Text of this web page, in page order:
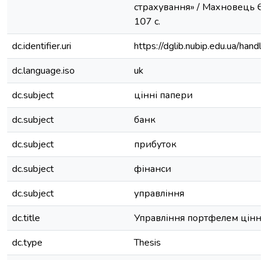
страхування» / Махновець
107 с.
dc.identifier.uri
https://dglib.nubip.edu.ua/
dc.language.iso
uk
dc.subject
цінні папери
dc.subject
банк
dc.subject
прибуток
dc.subject
фінанси
dc.subject
управління
dc.title
Управління портфелем
dc.type
Thesis